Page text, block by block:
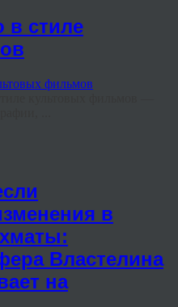
в стиле
в
Властелина
на